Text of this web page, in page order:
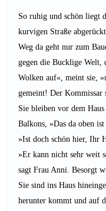
So ruhig und schön liegt
kurvigen Straße
Weg da geht nur zum
gegen die Bucklige Welt,
Wolken auf«, meint sie,
gemeint! Der Kommissar
Sie bleiben vor dem
Balkons, »Das da oben
»Ist doch schön hier, Ihr
»Er kann nicht sehr weit
sagt Frau Anni. Besorgt
Sie sind ins Haus
herunter kommt und auf